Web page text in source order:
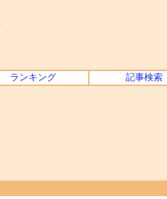
ランキング 記事検索